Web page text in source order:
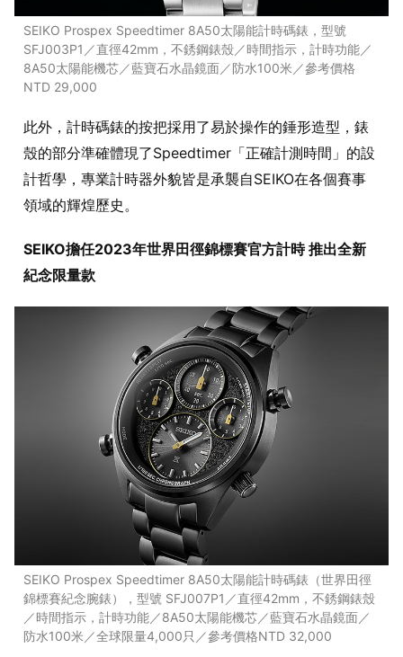
SEIKO Prospex Speedtimer 8A50太陽能計時碼錶，型號
SFJ003P1／直徑42mm，不銹鋼錶殼／時間指示，計時功能／
8A50太陽能機芯／藍寶石水晶鏡面／防水100米／參考價格
NTD 29,000
此外，計時碼錶的按把採用了易於操作的錘形造型，錶
殼的部分準確體現了Speedtimer「正確計測時間」的設
計哲學，專業計時器外貌皆是承襲自SEIKO在各個賽事
領域的輝煌歷史。
SEIKO擔任2023年世界田徑錦標賽官方計時 推出全新
紀念限量款
SEIKO Prospex Speedtimer 8A50太陽能計時碼錶（世界田徑
錦標賽紀念腕錶），型號 SFJ007P1／直徑42mm，不銹鋼錶殼
／時間指示，計時功能／8A50太陽能機芯／藍寶石水晶鏡面／
防水100米／全球限量4,000只／參考價格NTD 32,000